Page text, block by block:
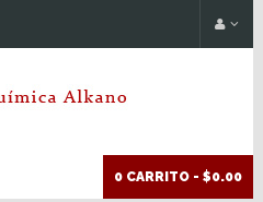
0 CARRITO - $0.00